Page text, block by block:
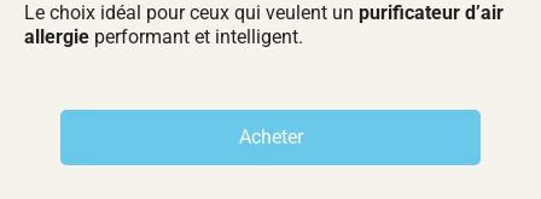
Le choix idéal pour ceux qui veulent un purificateur d’air
allergie performant et intelligent.
Acheter